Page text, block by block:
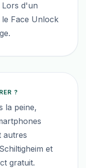
Lors d'un
Face Unlock
?
la peine,
autres
et
gratuit.